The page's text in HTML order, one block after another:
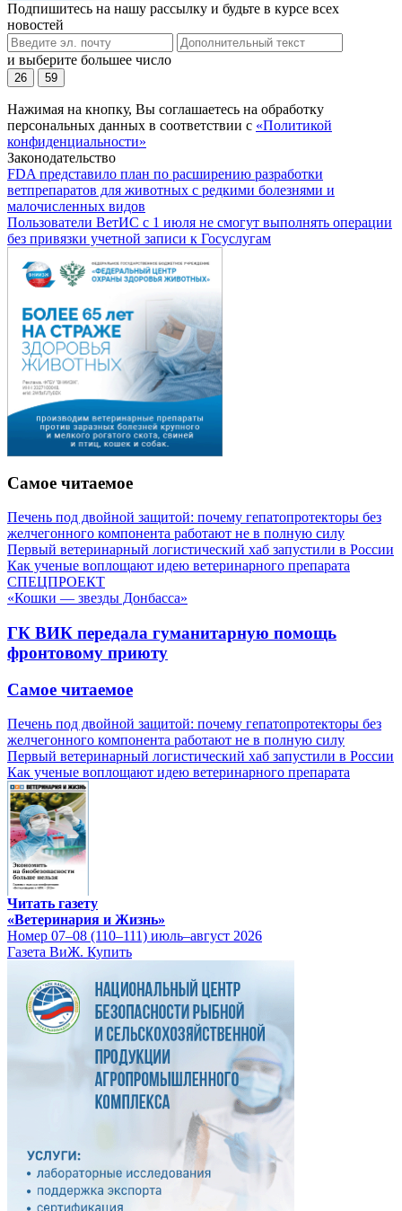
Подпишитесь на нашу рассылку и будьте в курсе всех
новостей
и выберите большее число
26 59
Нажимая на кнопку, Вы соглашаетесь на обработку
персональных данных в соответствии с «Политикой
конфиденциальности»
Законодательство
FDA представило план по расширению разработки
ветпрепаратов для животных с редкими болезнями и
малочисленных видов
Пользователи ВетИС с 1 июля не смогут выполнять операции
без привязки учетной записи к Госуслугам
Самое читаемое
Печень под двойной защитой: почему гепатопротекторы без
желчегонного компонента работают не в полную силу
Первый ветеринарный логистический хаб запустили в России
Как ученые воплощают идею ветеринарного препарата
СПЕЦПРОЕКТ
«Кошки — звезды Донбасса»
ГК ВИК передала гуманитарную помощь
фронтовому приюту
Самое читаемое
Печень под двойной защитой: почему гепатопротекторы без
желчегонного компонента работают не в полную силу
Первый ветеринарный логистический хаб запустили в России
Как ученые воплощают идею ветеринарного препарата
Читать газету
«Ветеринария и Жизнь»
Номер 07–08 (110–111) июль–август 2026
Газета ВиЖ. Купить